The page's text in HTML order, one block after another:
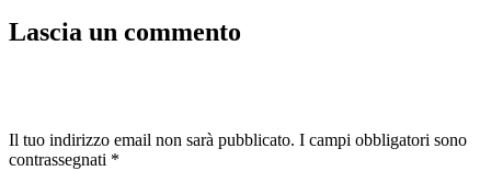
Lascia un commento
Il tuo indirizzo email non sarà pubblicato. I campi obbligatori sono
contrassegnati *